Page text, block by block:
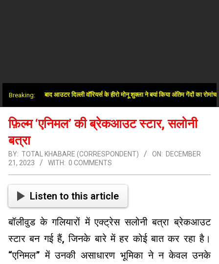
Breaking:
में जीत के बाद आउटर दिल्ली वॉरियर्स के हीरो मोनू शुक्ला ने बयां किया अंतिम गेंदों का रोमांच
फ़िल्म ‘एनिमल’ की ब्रेकआउट स्टार, सलोनी
बत्रा
BY: TOTAL KHABARE (CORRESPONDENT) ON: DECEMBER
21, 2023
WITH: 0 COMMENTS
Listen to this article
बॉलीवुड के गलियारों में एक्ट्रेस सलोनी बत्रा ब्रेकआउट
स्टार बन गई हैं, जिनके बारे में हर कोई बात कर रहा है।
“एनिमल” में उनकी असाधारण भूमिका ने न केवल उनके